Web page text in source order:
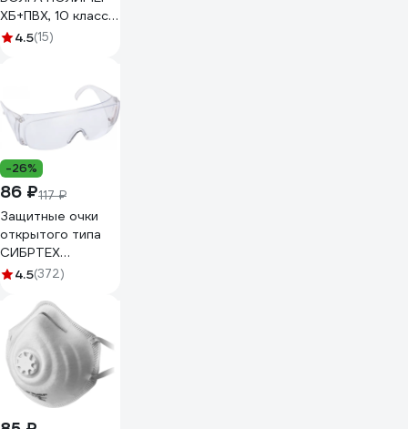
ХБ+ПВХ, 10 класс,
5 нитей, 10 пар
4.5(15)
-26%
86 ₽117 ₽
Защитные очки
открытого типа
СИБРТЕХ
прозрачные,
поликарбонат,
боковая и верхняя
защита 89155
4.5(372)